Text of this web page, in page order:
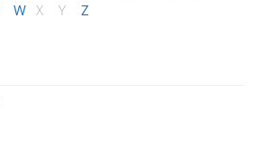
W X Y Z